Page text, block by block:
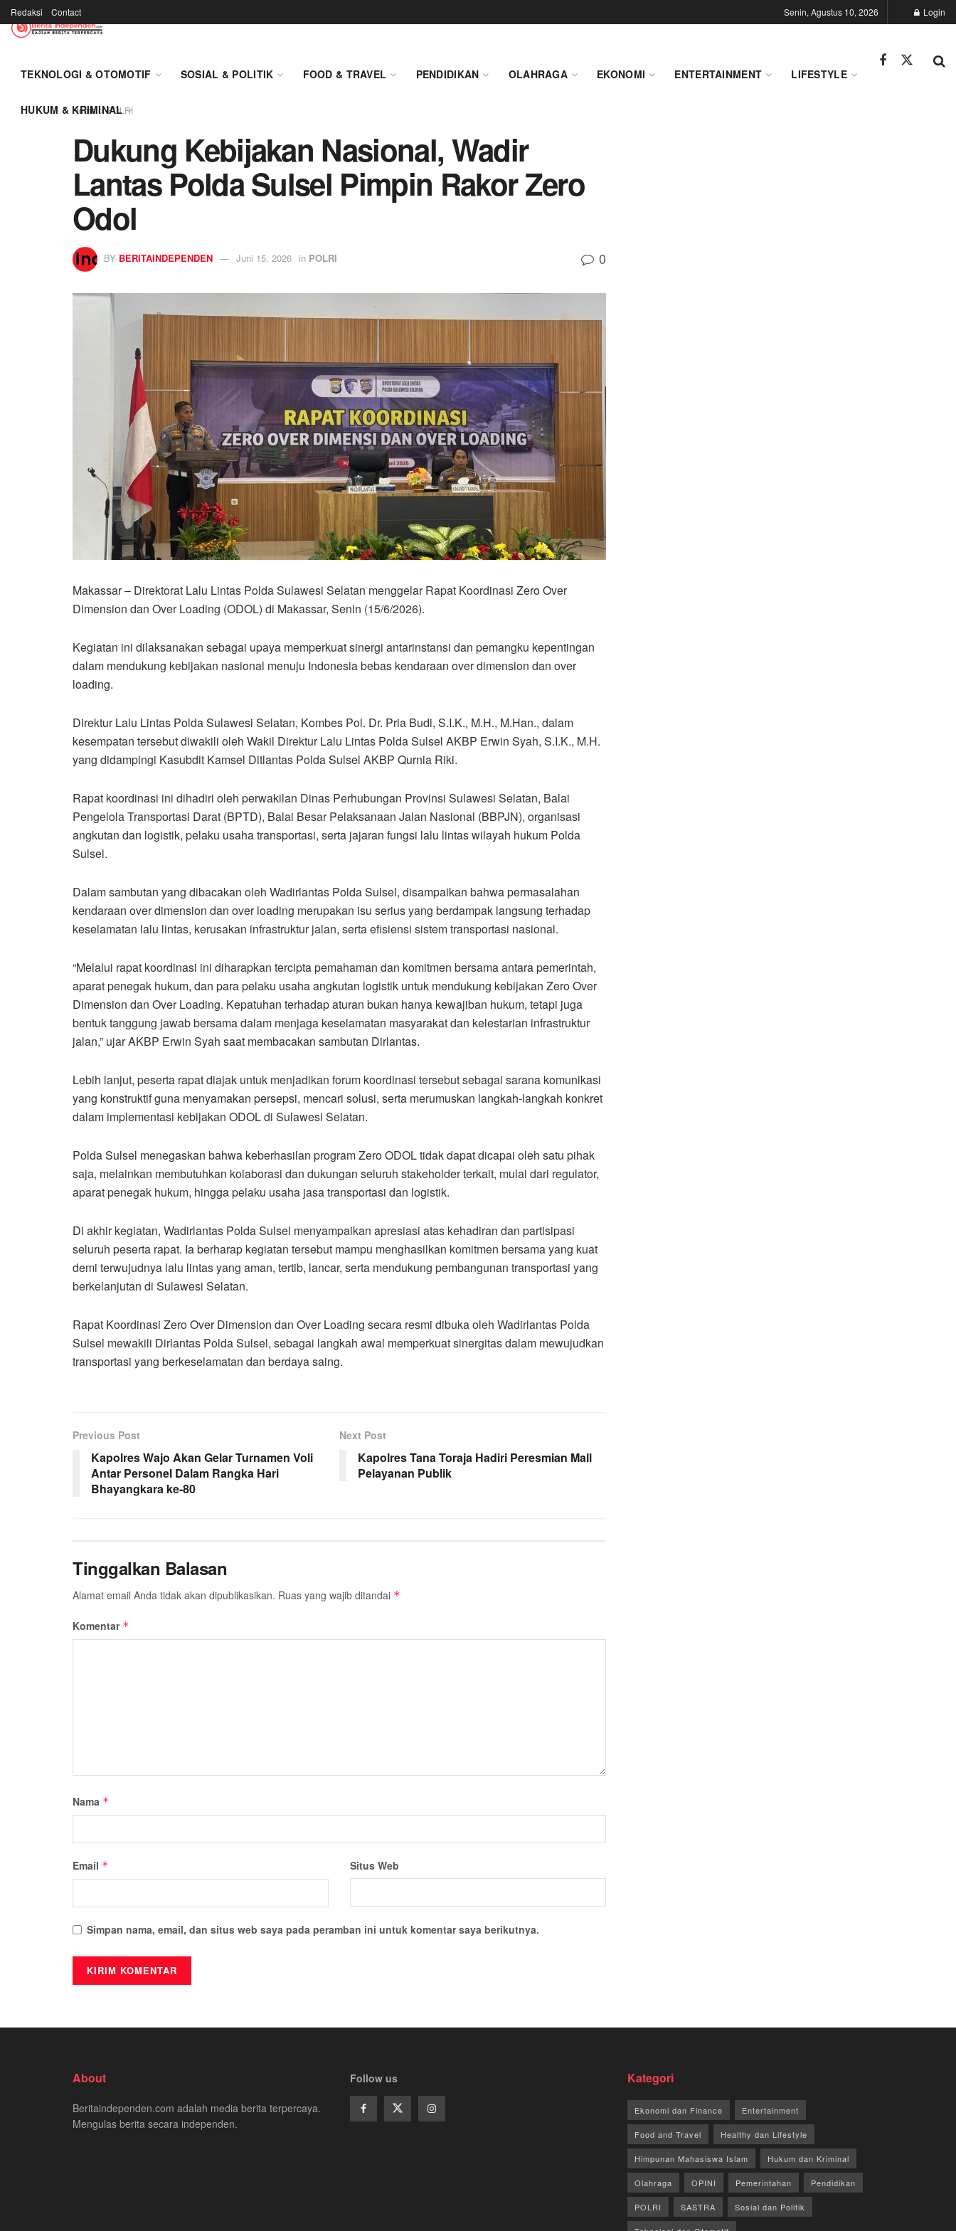
Redaksi Contact Senin, Agustus 10, 2026 Login
TEKNOLOGI & OTOMOTIF SOSIAL & POLITIK FOOD & TRAVEL PENDIDIKAN OLAHRAGA EKONOMI ENTERTAINMENT LIFESTYLE
HUKUM & KRIMINAL
Home POLRI
Dukung Kebijakan Nasional, Wadir
Lantas Polda Sulsel Pimpin Rakor Zero
Odol
BY BERITAINDEPENDEN Juni 15, 2026 in POLRI 0
Makassar – Direktorat Lalu Lintas Polda Sulawesi Selatan menggelar Rapat Koordinasi Zero Over
Dimension dan Over Loading (ODOL) di Makassar, Senin (15/6/2026).
Kegiatan ini dilaksanakan sebagai upaya memperkuat sinergi antarinstansi dan pemangku kepentingan
dalam mendukung kebijakan nasional menuju Indonesia bebas kendaraan over dimension dan over
loading.
Direktur Lalu Lintas Polda Sulawesi Selatan, Kombes Pol. Dr. Pria Budi, S.I.K., M.H., M.Han., dalam
kesempatan tersebut diwakili oleh Wakil Direktur Lalu Lintas Polda Sulsel AKBP Erwin Syah, S.I.K., M.H.
yang didampingi Kasubdit Kamsel Ditlantas Polda Sulsel AKBP Qurnia Riki.
Rapat koordinasi ini dihadiri oleh perwakilan Dinas Perhubungan Provinsi Sulawesi Selatan, Balai
Pengelola Transportasi Darat (BPTD), Balai Besar Pelaksanaan Jalan Nasional (BBPJN), organisasi
angkutan dan logistik, pelaku usaha transportasi, serta jajaran fungsi lalu lintas wilayah hukum Polda
Sulsel.
Dalam sambutan yang dibacakan oleh Wadirlantas Polda Sulsel, disampaikan bahwa permasalahan
kendaraan over dimension dan over loading merupakan isu serius yang berdampak langsung terhadap
keselamatan lalu lintas, kerusakan infrastruktur jalan, serta efisiensi sistem transportasi nasional.
“Melalui rapat koordinasi ini diharapkan tercipta pemahaman dan komitmen bersama antara pemerintah,
aparat penegak hukum, dan para pelaku usaha angkutan logistik untuk mendukung kebijakan Zero Over
Dimension dan Over Loading. Kepatuhan terhadap aturan bukan hanya kewajiban hukum, tetapi juga
bentuk tanggung jawab bersama dalam menjaga keselamatan masyarakat dan kelestarian infrastruktur
jalan,” ujar AKBP Erwin Syah saat membacakan sambutan Dirlantas.
Lebih lanjut, peserta rapat diajak untuk menjadikan forum koordinasi tersebut sebagai sarana komunikasi
yang konstruktif guna menyamakan persepsi, mencari solusi, serta merumuskan langkah-langkah konkret
dalam implementasi kebijakan ODOL di Sulawesi Selatan.
Polda Sulsel menegaskan bahwa keberhasilan program Zero ODOL tidak dapat dicapai oleh satu pihak
saja, melainkan membutuhkan kolaborasi dan dukungan seluruh stakeholder terkait, mulai dari regulator,
aparat penegak hukum, hingga pelaku usaha jasa transportasi dan logistik.
Di akhir kegiatan, Wadirlantas Polda Sulsel menyampaikan apresiasi atas kehadiran dan partisipasi
seluruh peserta rapat. Ia berharap kegiatan tersebut mampu menghasilkan komitmen bersama yang kuat
demi terwujudnya lalu lintas yang aman, tertib, lancar, serta mendukung pembangunan transportasi yang
berkelanjutan di Sulawesi Selatan.
Rapat Koordinasi Zero Over Dimension dan Over Loading secara resmi dibuka oleh Wadirlantas Polda
Sulsel mewakili Dirlantas Polda Sulsel, sebagai langkah awal memperkuat sinergitas dalam mewujudkan
transportasi yang berkeselamatan dan berdaya saing.
Previous Post
Kapolres Wajo Akan Gelar Turnamen Voli
Antar Personel Dalam Rangka Hari
Bhayangkara ke-80
Next Post
Kapolres Tana Toraja Hadiri Peresmian Mall
Pelayanan Publik
Tinggalkan Balasan
Alamat email Anda tidak akan dipublikasikan. Ruas yang wajib ditandai *
Komentar *
Nama *
Email * Situs Web
Simpan nama, email, dan situs web saya pada peramban ini untuk komentar saya berikutnya.
About
Beritaindependen.com adalah media berita terpercaya.
Mengulas berita secara independen.
Follow us Kategori
Ekonomi dan Finance Entertainment
Food and Travel Healthy dan Lifestyle
Himpunan Mahasiswa Islam Hukum dan Kriminal
Olahraga OPINI Pemerintahan Pendidikan
POLRI SASTRA Sosial dan Politik